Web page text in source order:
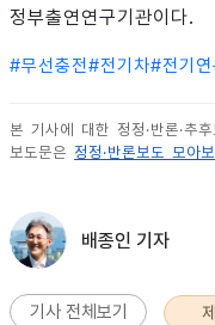
정부출연연구기관이다.
#무선충전#전기차#전기
본 기사에 대한 정정·반론·추
보도문은 정정·반론보도 모아보
배종인 기자
기사 전체보기